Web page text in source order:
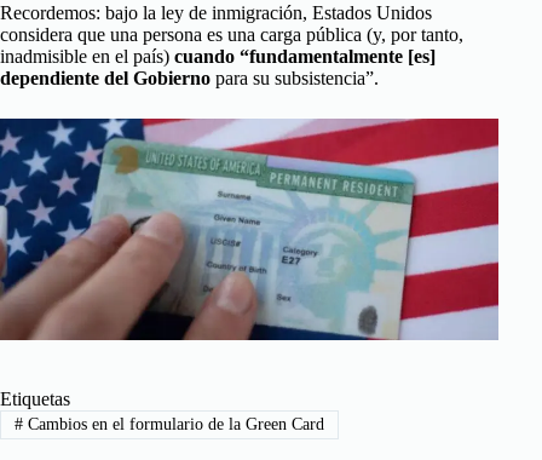
Recordemos: bajo la ley de inmigración, Estados Unidos
considera que una persona es una carga pública (y, por tanto,
inadmisible en el país) cuando “fundamentalmente [es]
dependiente del Gobierno para su subsistencia”.
Etiquetas
#Cambios en el formulario de la Green Card